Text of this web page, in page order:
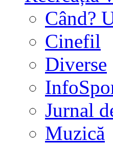
Când?
Cinefil
Diverse
Jurnal
Muzică